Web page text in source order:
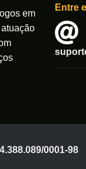
do
produto
em
Entre
0001-98